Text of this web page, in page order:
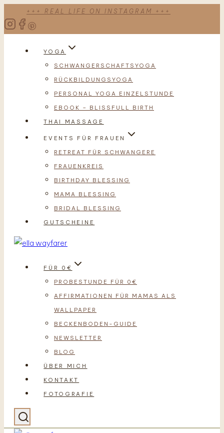
Inhalt
+++ REAL LIFE ON INSTAGRAM +++
YOGA
SCHWANGERSCHAFTSYOGA
RÜCKBILDUNGSYOGA
PERSONAL YOGA EINZELSTUNDE
EBOOK – BLISSFULL BIRTH
THAI MASSAGE
EVENTS FÜR FRAUEN
RETREAT FÜR SCHWANGERE
FRAUENKREIS
BIRTHDAY BLESSING
MAMA BLESSING
BRIDAL BLESSING
GUTSCHEINE
FÜR 0€
PROBESTUNDE FÜR 0€
AFFIRMATIONEN FÜR MAMAS ALS
WALLPAPER
BECKENBODEN-GUIDE
NEWSLETTER
BLOG
ÜBER MICH
KONTAKT
FOTOGRAFIE